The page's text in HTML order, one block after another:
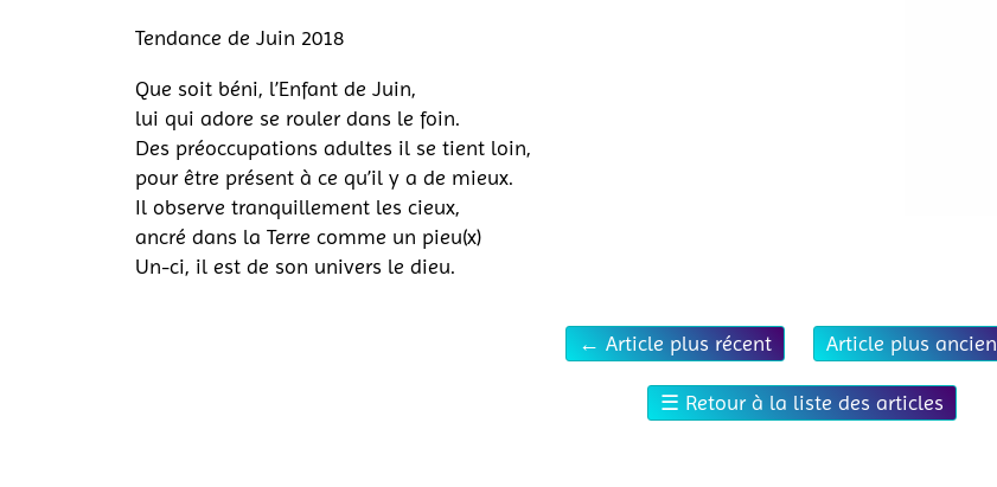
Tendance de Juin 2018
Que soit béni, l’Enfant de Juin,
lui qui adore se rouler dans le foin.
Des préoccupations adultes il se tient loin,
pour être présent à ce qu’il y a de mieux.
Il observe tranquillement les cieux,
ancré dans la Terre comme un pieu(x)
Un-ci, il est de son univers le dieu.
← Article plus récent Article plus ancien
☰ Retour à la liste des articles